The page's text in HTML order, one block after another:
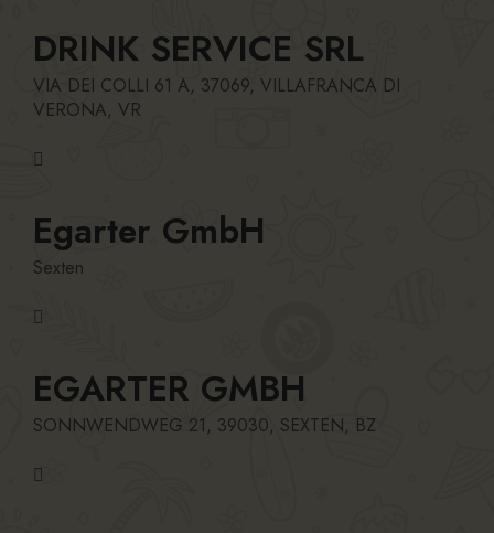
DRINK SERVICE SRL
VIA DEI COLLI 61 A, 37069, VILLAFRANCA DI
VERONA, VR
Egarter GmbH
Sexten
EGARTER GMBH
SONNWENDWEG 21, 39030, SEXTEN, BZ